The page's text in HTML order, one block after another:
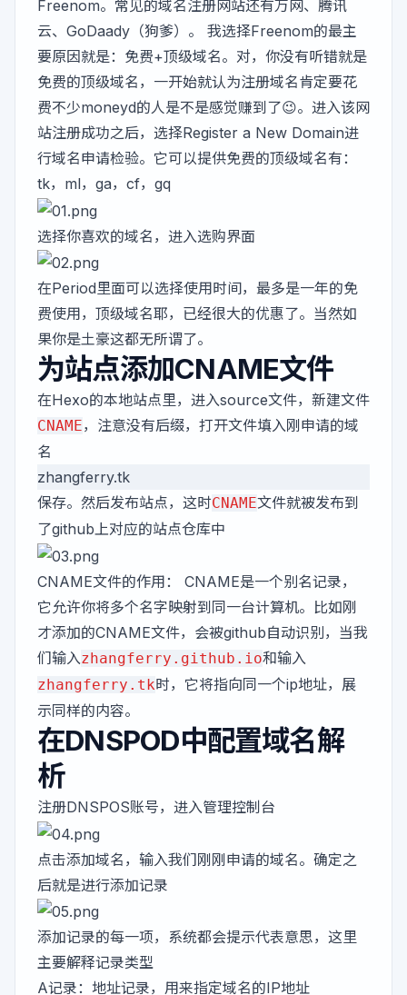
Freenom。常见的域名注册网站还有万网、 腾讯
云、 GoDaady （狗爹）。 我选择Freenom的最主
要原因就是：免费+顶级域名。对，你没有听错就是
免费的顶级域名，一开始就认为注册域名肯定要花
费不少moneyd的人是不是感觉赚到了😉。进入该网
站注册成功之后，选择Register a New Domain进
行域名申请检验。它可以提供免费的顶级域名有：
tk，ml，ga，cf，gq
选择你喜欢的域名，进入选购界面
在Period里面可以选择使用时间，最多是一年的免
费使用，顶级域名耶，已经很大的优惠了。当然如
果你是土豪这都无所谓了。
为站点添加CNAME文件
在Hexo的本地站点里，进入source文件，新建文件
CNAME，注意没有后缀，打开文件填入刚申请的域
名
zhangferry.tk
保存。然后发布站点，这时CNAME文件就被发布到
了github上对应的站点仓库中
CNAME文件的作用： CNAME是一个别名记录，
它允许你将多个名字映射到同一台计算机。比如刚
才添加的CNAME文件，会被github自动识别，当我
们输入zhangferry.github.io和输入
zhangferry.tk时，它将指向同一个ip地址，展
示同样的内容。
在DNSPOD中配置域名解
析
注册DNSPOS账号，进入管理控制台
点击添加域名，输入我们刚刚申请的域名。确定之
后就是进行添加记录
添加记录的每一项，系统都会提示代表意思，这里
主要解释记录类型
A记录：地址记录，用来指定域名的IP地址